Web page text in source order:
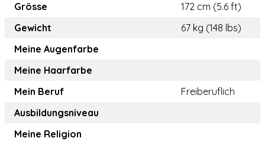
Grösse
172 cm (5.6 ft)
Gewicht
67 kg (148 lbs)
Meine Augenfarbe
Meine Haarfarbe
Mein Beruf
Freiberuflich
Ausbildungsniveau
Meine Religion